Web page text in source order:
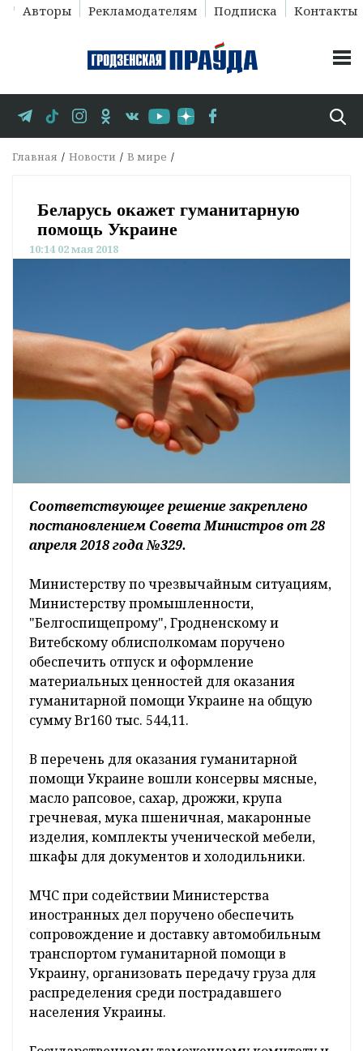
Авторы Рекламодателям Подписка Контакты
Главная Новости В мире
Беларусь окажет гуманитарную
помощь Украине
10:14 02 мая 2018
Соответствующее решение закреплено
постановлением Совета Министров от 28
апреля 2018 года №329.
Министерству по чрезвычайным ситуациям,
Министерству промышленности,
"Белгоспищепрому", Гродненскому и
Витебскому облисполкомам поручено
обеспечить отпуск и оформление
материальных ценностей для оказания
гуманитарной помощи Украине на общую
сумму Br160 тыс. 544,11.
В перечень для оказания гуманитарной
помощи Украине вошли консервы мясные,
масло рапсовое, сахар, дрожжи, крупа
гречневая, мука пшеничная, макаронные
изделия, комплекты ученической мебели,
шкафы для документов и холодильники.
МЧС при содействии Министерства
иностранных дел поручено обеспечить
сопровождение и доставку автомобильным
транспортом гуманитарной помощи в
Украину, организовать передачу груза для
распределения среди пострадавшего
населения Украины.